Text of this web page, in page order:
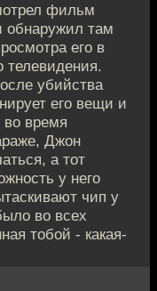
фильм
обнаружил там
его в
телевидения.
убийства
его вещи и
время
Джон
а тот
у него
чип у
во всех
тобой - какая-